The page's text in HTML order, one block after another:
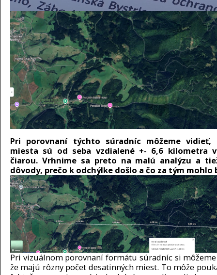
Pri porovnaní týchto súradníc môžeme
miesta sú od seba vzdialené +- 6,6 kilometra
čiarou. Vrhnime sa preto na malú analýzu a
dôvody, prečo k odchýlke došlo a čo za tým mohlo
Pri vizuálnom porovnaní formátu súradníc si
že majú rôzny počet desatinných miest. To môže